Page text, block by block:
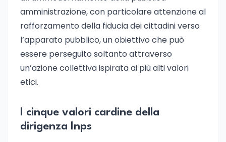
amministrazione, con particolare attenzione al
rafforzamento della fiducia dei cittadini verso
l’apparato pubblico, un obiettivo che può
essere perseguito soltanto attraverso
un’azione collettiva ispirata ai più alti valori
etici.
I cinque valori cardine della
dirigenza Inps